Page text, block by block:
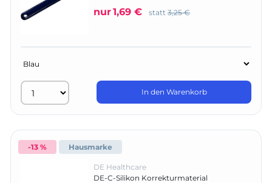
nur1,69 € statt 3,25 €
In den Warenkorb
-13 % Hausmarke
DE Healthcare
DE-C-Silikon Korrekturmaterial